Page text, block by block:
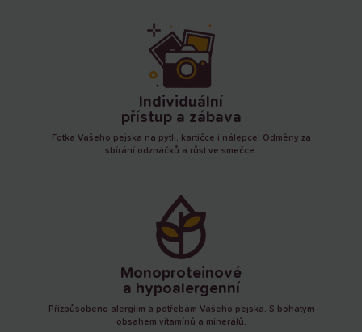
Individuální
přístup a zábava
Fotka Vašeho pejska na pytli, kartičce i nálepce. Odměny za
sbírání odznáčků a růst ve smečce.
Monoproteinové
a hypoalergenní
Přizpůsobeno alergiím a potřebám Vašeho pejska. S bohatým
obsahem vitamínů a minerálů.